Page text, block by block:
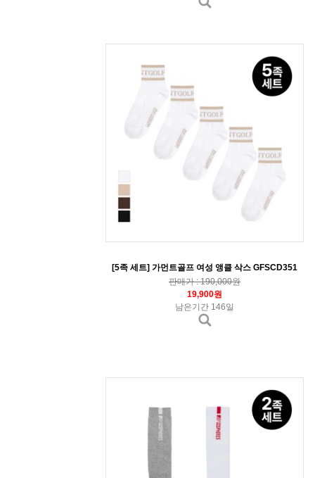
[5족 세트] 가먼트골프 여성 앵클 삭스 GFSCD351
판매가 : 190,000원
19,900원
남은기간 146일